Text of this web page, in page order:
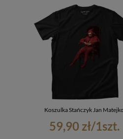
Koszulka Stańczyk Jan Matejko
59,90 zł/1szt.